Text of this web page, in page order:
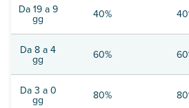
Da 19 a 9
gg 40%
Da 8 a 4
gg 60%
Da 3 a 0
gg 80%